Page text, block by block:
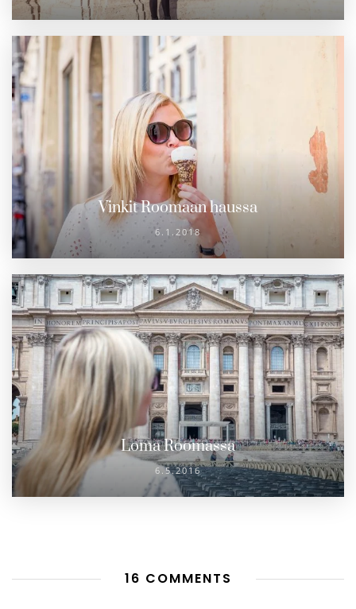
Vinkit Roomaan haussa
6.1.2018
Loma Roomassa
6.5.2016
16 COMMENTS